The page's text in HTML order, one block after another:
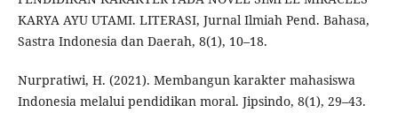
KARYA AYU UTAMI. LITERASI, Jurnal Ilmiah Pend. Bahasa,
Sastra Indonesia dan Daerah, 8(1), 10–18.
Nurpratiwi, H. (2021). Membangun karakter mahasiswa
Indonesia melalui pendidikan moral. Jipsindo, 8(1), 29–43.